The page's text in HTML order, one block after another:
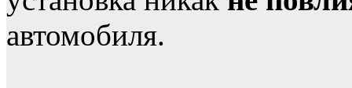
автомобиля.